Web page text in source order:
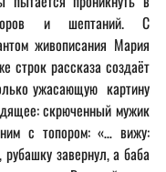
и шептаний. С
живописания Мария
строк рассказа создаёт
ужасающую  картину
скрюченный мужик
с топором: «… вижу:
завернул, а баба